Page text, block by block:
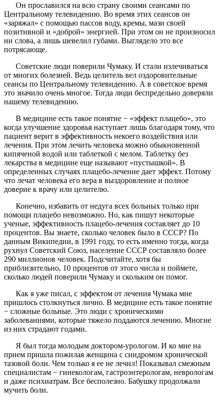
Он прославился на всю страну своими сеансами по
Центральному телевидению. Во время этих сеансов он
«заряжал» с помощью пассов воду, кремы, мази своей
позитивной и «доброй» энергией. При этом он не произносил
ни слова, а лишь шевелил губами. Выглядело это все
потрясающе.
Советские люди поверили Чумаку. И стали излечиваться
от многих болезней. Ведь целитель вел оздоровительные
сеансы по Центральному телевидению. А в советское время
это значило очень многое. Тогда люди беспредельно доверяли
нашему телевидению.
В медицине есть такое понятие − «эффект плацебо», это
когда улучшение здоровья наступает лишь благодаря тому, что
пациент верит в эффективность некоего воздействия или
лечения. При этом лечить человека можно обыкновенной
кипяченой водой или таблеткой с мелом. Таблетку без
лекарства в медицине еще называют «пустышкой». В
определенных случаях плацебо-лечение дает эффект. Потому
что лечат человека его вера в выздоровление и полное
доверие к врачу или целителю.
Конечно, избавить от недуга всех больных только при
помощи плацебо невозможно. Но, как пишут некоторые
ученые, эффективность плацебо-лечения составляет до 10
процентов. Вы знаете, сколько человек было в СССР? По
данным Википедии, в 1991 году, то есть именно тогда, когда
рухнул Советский Союз, население СССР составляло более
290 миллионов человек. Подсчитайте, хотя бы
приблизительно, 10 процентов от этого числа и поймете,
сколько людей поверили Чумаку и скольким он помог.
Как я уже писал, с эффектом от лечения Чумака мне
пришлось столкнуться лично. В медицине есть такое понятие
− сложные больные. Это люди с хроническими
заболеваниями, которые тяжело поддаются лечению. Многие
из них страдают годами.
Я был тогда молодым доктором-урологом. И ко мне на
прием пришла пожилая женщина с синдромом хронической
тазовой боли. Чем только я ее не лечил! Показывал смежным
специалистам − гинекологам, гастроэнтерологам, неврологам
и даже психиатрам. Все бесполезно. Бабушку продолжали
мучить боли.